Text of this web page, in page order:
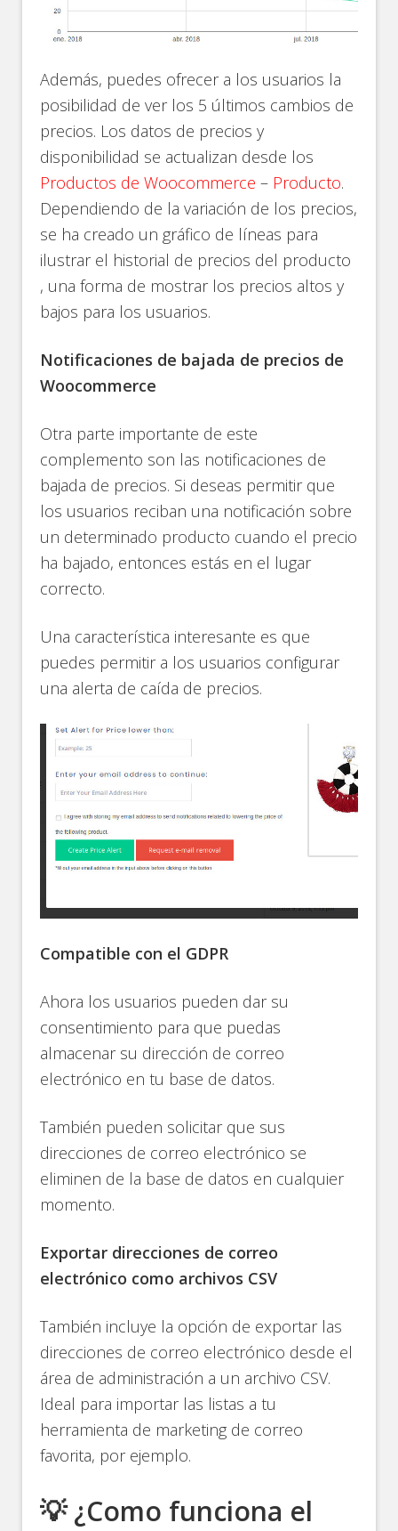
Además, puedes ofrecer a los usuarios la
posibilidad de ver los 5 últimos cambios de
precios. Los datos de precios y
disponibilidad se actualizan desde los
Productos de Woocommerce – Producto.
Dependiendo de la variación de los precios,
se ha creado un gráfico de líneas para
ilustrar el historial de precios del producto
, una forma de mostrar los precios altos y
bajos para los usuarios.
Notificaciones de bajada de precios de
Woocommerce
Otra parte importante de este
complemento son las notificaciones de
bajada de precios. Si deseas permitir que
los usuarios reciban una notificación sobre
un determinado producto cuando el precio
ha bajado, entonces estás en el lugar
correcto.
Una característica interesante es que
puedes permitir a los usuarios configurar
una alerta de caída de precios.
Compatible con el GDPR
Ahora los usuarios pueden dar su
consentimiento para que puedas
almacenar su dirección de correo
electrónico en tu base de datos.
También pueden solicitar que sus
direcciones de correo electrónico se
eliminen de la base de datos en cualquier
momento.
Exportar direcciones de correo
electrónico como archivos CSV
También incluye la opción de exportar las
direcciones de correo electrónico desde el
área de administración a un archivo CSV.
Ideal para importar las listas a tu
herramienta de marketing de correo
favorita, por ejemplo.
💡 ¿Como funciona el